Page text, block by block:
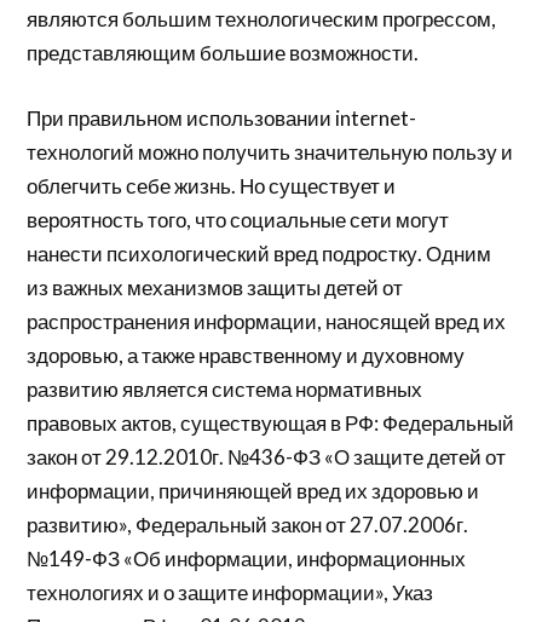
являются большим технологическим прогрессом,
представляющим большие возможности.
При правильном использовании internet-
технологий можно получить значительную пользу и
облегчить себе жизнь. Но существует и
вероятность того, что социальные сети могут
нанести психологический вред подростку. Одним
из важных механизмов защиты детей от
распространения информации, наносящей вред их
здоровью, а также нравственному и духовному
развитию является система нормативных
правовых актов, существующая в РФ: Федеральный
закон от 29.12.2010г. №436-ФЗ «О защите детей от
информации, причиняющей вред их здоровью и
развитию», Федеральный закон от 27.07.2006г.
№149-ФЗ «Об информации, информационных
технологиях и о защите информации», Указ